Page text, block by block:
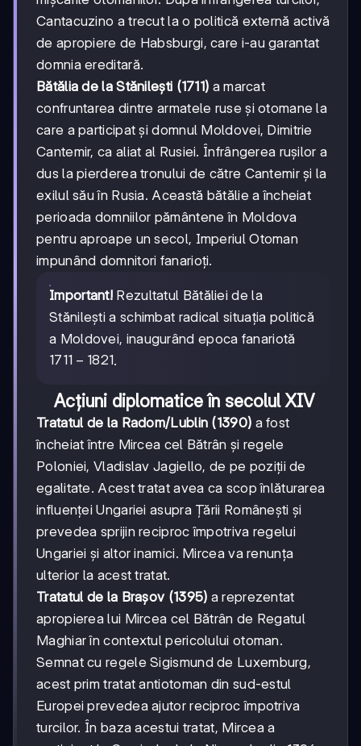
Cantacuzino a trecut la o politică externă activă
de apropiere de Habsburgi, care i-au garantat
domnia ereditară.
Bătălia de la Stănilești (1711) a marcat
confruntarea dintre armatele ruse și otomane la
care a participat și domnul Moldovei, Dimitrie
Cantemir, ca aliat al Rusiei. Înfrângerea rușilor a
dus la pierderea tronului de către Cantemir și la
exilul său în Rusia. Această bătălie a încheiat
perioada domniilor pământene în Moldova
pentru aproape un secol, Imperiul Otoman
impunând domnitori fanarioți.
Important! Rezultatul Bătăliei de la
Stănilești a schimbat radical situația politică
a Moldovei, inaugurând epoca fanariotă
1711-
1711 − 1821.
Acțiuni diplomatice în secolul XIV
Tratatul de la Radom/Lublin (1390) a fost
încheiat între Mircea cel Bătrân și regele
Poloniei, Vladislav Jagiello, de pe poziții de
egalitate. Acest tratat avea ca scop înlăturarea
influenței Ungariei asupra Țării Românești și
prevedea sprijin reciproc împotriva regelui
Ungariei și altor inamici. Mircea va renunța
ulterior la acest tratat.
Tratatul de la Brașov (1395) a reprezentat
apropierea lui Mircea cel Bătrân de Regatul
Maghiar în contextul pericolului otoman.
Semnat cu regele Sigismund de Luxemburg,
acest prim tratat antiotoman din sud-estul
Europei prevedea ajutor reciproc împotriva
turcilor. În baza acestui tratat, Mircea a